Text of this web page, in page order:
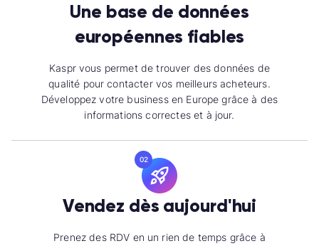
Une base de données
européennes fiables
Kaspr vous permet de trouver des données de
qualité pour contacter vos meilleurs acheteurs.
Développez votre business en Europe grâce à des
informations correctes et à jour.
02
Vendez dès aujourd'hui
Prenez des RDV en un rien de temps grâce à